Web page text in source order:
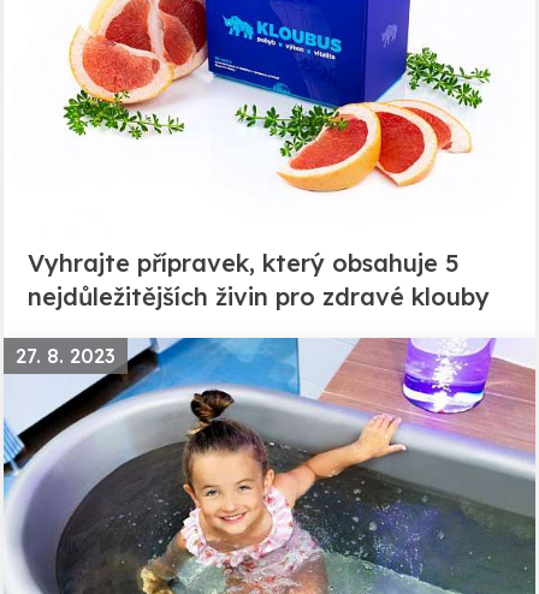
Vyhrajte přípravek, který obsahuje 5
nejdůležitějších živin pro zdravé klouby
27. 8. 2023